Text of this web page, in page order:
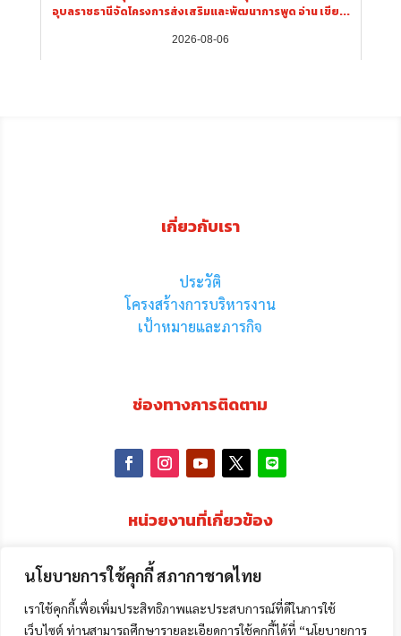
นโยบายการใช้คุกกี้ สภากาชาดไทย
เราใช้คุกกี้เพื่อเพิ่มประสิทธิภาพและประสบการณ์ที่ดีในการใช้
เว็บไซต์ ท่านสามารถศึกษารายละเอียดการใช้คุกกี้ได้ที่ “นโยบายการ
อุบลราชธานีจัดโครงการส่งเสริมและพัฒนาการพูด อ่าน เขีย...
2026-08-06
เกี่ยวกับเรา
ประวัติ
โครงสร้างการบริหารงาน
เป้าหมายและภารกิจ
ช่องทางการติดตาม
หน่วยงานที่เกี่ยวข้อง